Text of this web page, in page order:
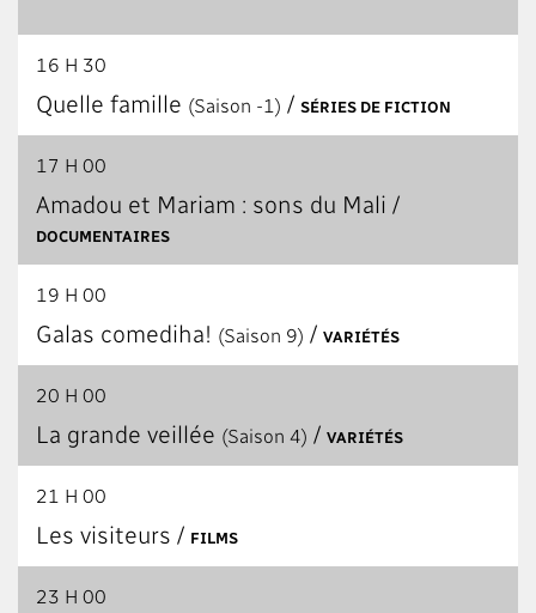
16 H 30
Quelle famille (Saison -1) / SÉRIES DE FICTION
17 H 00
Amadou et Mariam : sons du Mali /
DOCUMENTAIRES
19 H 00
Galas comediha! (Saison 9) / VARIÉTÉS
20 H 00
La grande veillée (Saison 4) / VARIÉTÉS
21 H 00
Les visiteurs / FILMS
23 H 00